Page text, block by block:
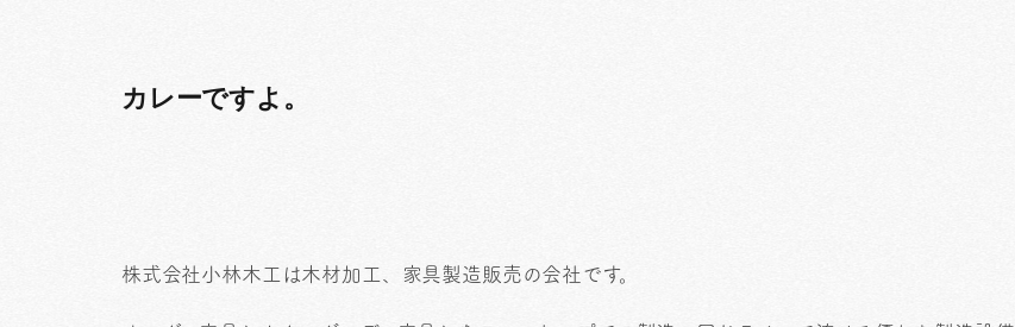
カレーですよ。
株式会社小林木工は木材加工、家具製造販売の会社です。